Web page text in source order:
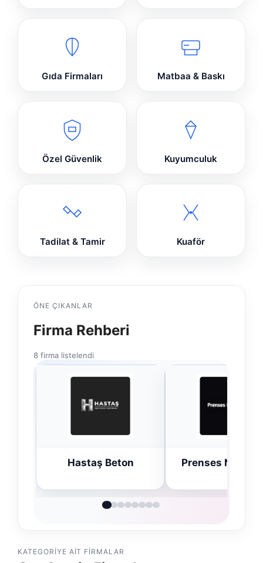
Gıda Firmaları Matbaa & Baskı
Özel Güvenlik Kuyumculuk
Tadilat & Tamir Kuaför
ÖNE ÇIKANLAR
Firma Rehberi
8 firma listelendi
Hastaş Beton Prenses Night Club
KATEGORIYE AIT FIRMALAR